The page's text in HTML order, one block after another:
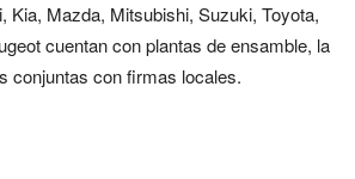
Kia, Mazda, Mitsubishi, Suzuki, Toyota,
cuentan con plantas de ensamble, la
conjuntas con firmas locales.